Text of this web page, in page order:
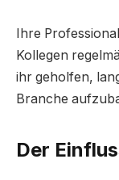
Ihre
Kollegen
ihr geholfen,
Branche
Der